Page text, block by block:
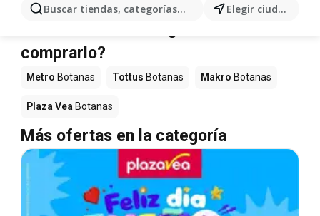
Buscar tiendas, categorías, productos... Elegir ciudad
término.
comprarlo?
Metro Botanas Tottus Botanas Makro Botanas
Plaza Vea Botanas
Más ofertas en la categoría